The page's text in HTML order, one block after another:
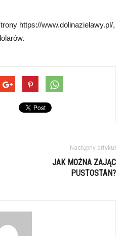
https://www.dolinazielawy.pl/,
Następny artykuł
JAK MOŻNA ZAJĄC
PUSTOSTAN?